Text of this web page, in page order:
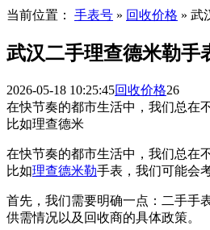
当前位置： 手表号 » 回收价格 » 武
武汉二手理查德米勒手
2026-05-18 10:25:45回收价格26
在快节奏的都市生活中，我们总在
比如理查德米
在快节奏的都市生活中，我们总在
比如理查德米勒手表，我们可能会
首先，我们需要明确一点：二手手
供需情况以及回收商的具体政策。